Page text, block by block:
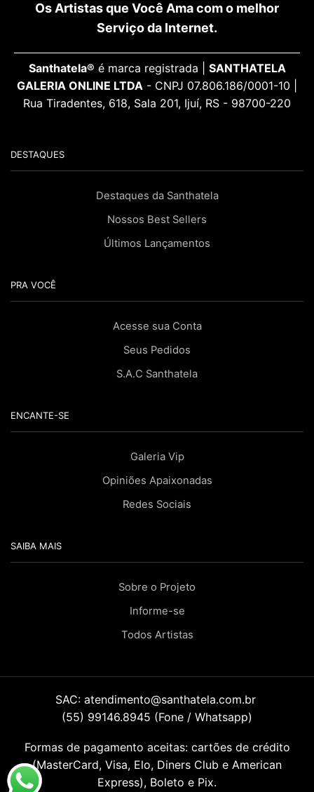
Os Artistas que Você Ama com o melhor
Serviço da Internet.
Santhatela® é marca registrada | SANTHATELA
GALERIA ONLINE LTDA - CNPJ 07.806.186/0001-10 |
Rua Tiradentes, 618, Sala 201, Ijuí, RS - 98700-220
DESTAQUES
Destaques da Santhatela
Nossos Best Sellers
Últimos Lançamentos
PRA VOCÊ
Acesse sua Conta
Seus Pedidos
S.A.C Santhatela
ENCANTE-SE
Galeria Vip
Opiniões Apaixonadas
Redes Sociais
SAIBA MAIS
Sobre o Projeto
Informe-se
Todos Artistas
SAC: atendimento@santhatela.com.br
(55) 99146.8945 (Fone / Whatsapp)
Formas de pagamento aceitas: cartões de crédito
(MasterCard, Visa, Elo, Diners Club e American
Express), Boleto e Pix.